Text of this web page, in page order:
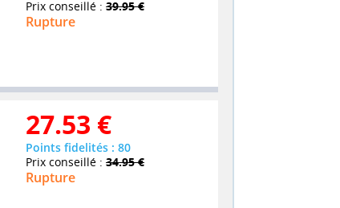
Prix conseillé : 39.95 €
Rupture
27.53 €
Points fidelités : 80
Prix conseillé : 34.95 €
Rupture